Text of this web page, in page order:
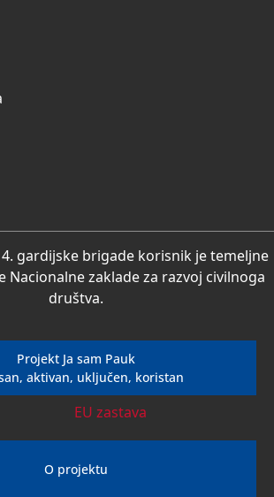
gardijske brigade korisnik je temeljne
Nacionalne zaklade za razvoj civilnoga
društva.
Projekt Ja sam Pauk
aktivan, uključen, koristan
O projektu